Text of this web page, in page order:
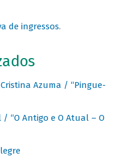
de ingressos.
Azuma / “Pingue-
/ “O Antigo e O Atual – O